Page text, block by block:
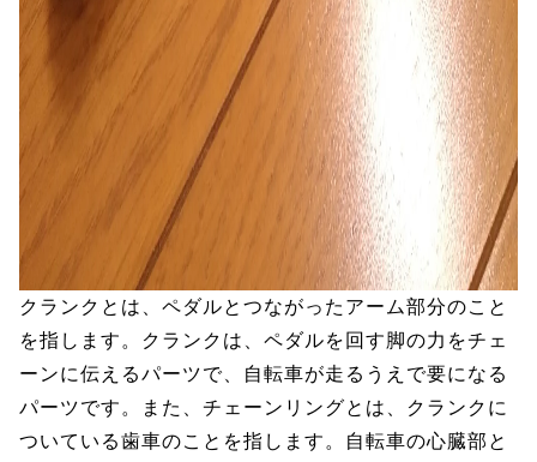
クランクとは、ペダルとつながったアーム部分のこと
を指します。クランクは、ペダルを回す脚の力をチェ
ーンに伝えるパーツで、自転車が走るうえで要になる
パーツです。また、チェーンリングとは、クランクに
ついている歯車のことを指します。自転車の心臓部と